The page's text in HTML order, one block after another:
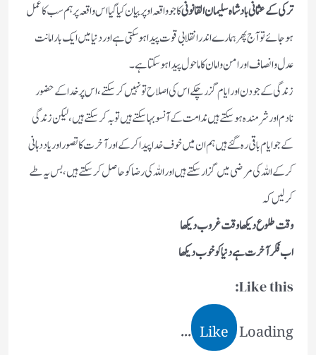
ترکی کے عثمانی بادشاہ سلیمان القانونیکا جو واقعہ اوپر بیان کیا گیا اس واقعہ پر ہم سب کا عمل
ہو جائے تو آج پھر ہمارے اندر انقلابی قوت پیدا ہوسکتی ہے اور دنیا میں ایک بار امانت
عدل و انصاف اور امن و امان کا ماحول پیدا ہوسکتا ہے ۔
زندگی کے جو دن اور ایام گزر چکے اس کی اصلاح تو نہیں کرسکتے ،اس پر خدا کے حضور
نادم اور شرمندہ ہوسکتے ہیں ندامت کے آنسو بہا سکتے ہیں توبہ کرسکتے ہیں ،لیکن زندگی
کے جو ایام باقی رہ گئے ہیں ہم ان میں خوف خدا پیدا کرکے اور آخرت کا تصور اور یاد دہانی
کرکے اللہ کی مرضی میں گزار سکتے ہیں اور اللہ کی رضا کو حاصل کرسکتے ہیں ، بس یہ طے
کرلیں کہ
وقت طلوع دیکھا وقت غروب دیکھا
اب فکر آخرت ہے دنیا کو خوب دیکھا
Like this:
Like Loading...